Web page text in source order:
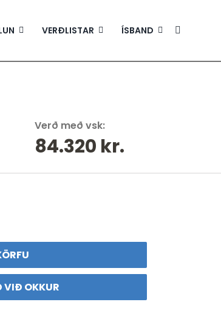
VERÐLISTAR ÍSBAND
Verð með vsk:
84.320 kr.
VIÐ OKKUR